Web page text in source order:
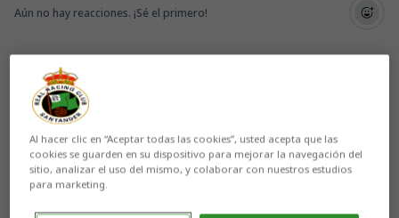
Aún no hay reacciones. ¡Sé el primero!
Al hacer clic en “Aceptar todas las cookies”, usted acepta que las
cookies se guarden en su dispositivo para mejorar la navegación del
sitio, analizar el uso del mismo, y colaborar con nuestros estudios
para marketing.